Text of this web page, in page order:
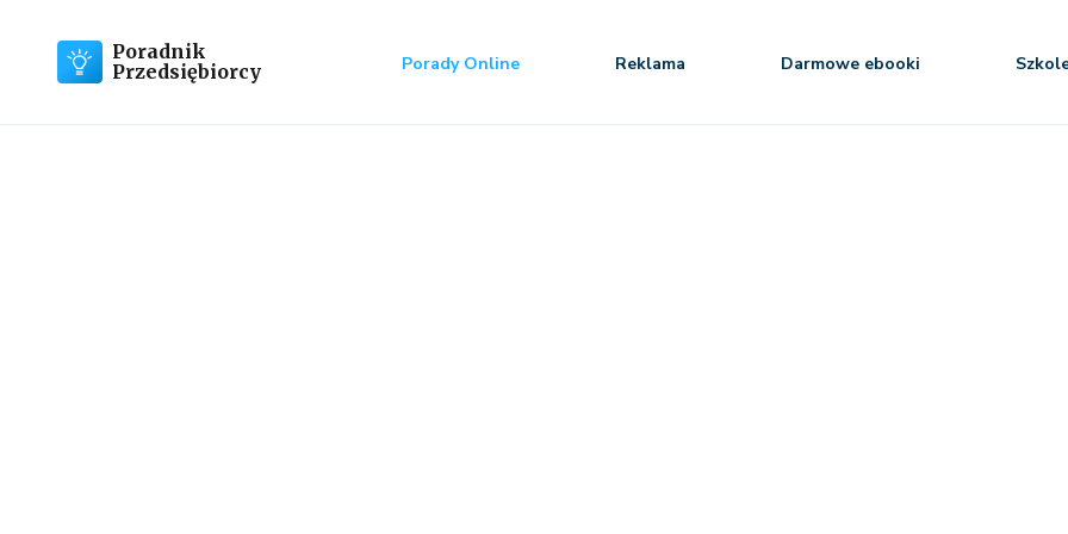
Poradnik
Przedsiębiorcy
Porady Online Reklama Darmowe ebooki